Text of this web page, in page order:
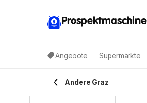
Prospektmaschine
Angebote Supermärkte
Andere Graz